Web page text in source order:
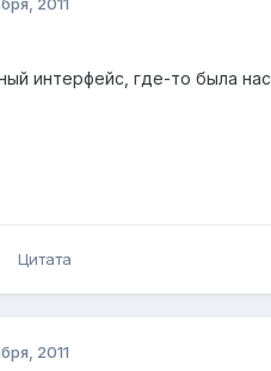
2011
интерфейс, где-то была
Цитата
2011